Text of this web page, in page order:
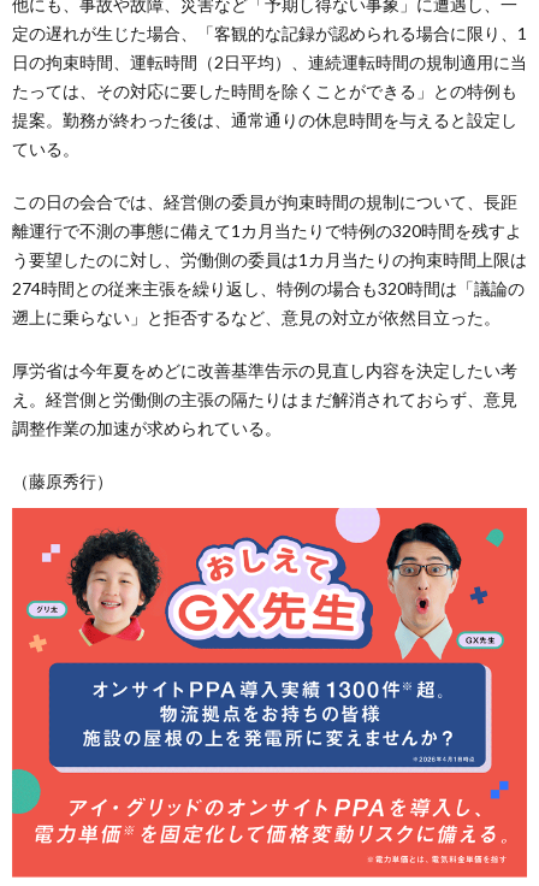
他にも、事故や故障、災害など「予期し得ない事象」に遭遇し、一
定の遅れが生じた場合、「客観的な記録が認められる場合に限り、1
日の拘束時間、運転時間（2日平均）、連続運転時間の規制適用に当
たっては、その対応に要した時間を除くことができる」との特例も
提案。勤務が終わった後は、通常通りの休息時間を与えると設定し
ている。
この日の会合では、経営側の委員が拘束時間の規制について、長距
離運行で不測の事態に備えて1カ月当たりで特例の320時間を残すよ
う要望したのに対し、労働側の委員は1カ月当たりの拘束時間上限は
274時間との従来主張を繰り返し、特例の場合も320時間は「議論の
遡上に乗らない」と拒否するなど、意見の対立が依然目立った。
厚労省は今年夏をめどに改善基準告示の見直し内容を決定したい考
え。経営側と労働側の主張の隔たりはまだ解消されておらず、意見
調整作業の加速が求められている。
（藤原秀行）